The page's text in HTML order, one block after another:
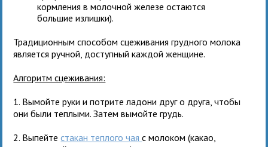
кормления в молочной железе остаются
большие излишки).
Традиционным способом сцеживания грудного молока
является ручной, доступный каждой женщине.
Алгоритм сцеживания:
1. Вымойте руки и потрите ладони друг о друга, чтобы
они были теплыми. Затем вымойте грудь.
2. Выпейтестакан теплого чаяс молоком (какао,